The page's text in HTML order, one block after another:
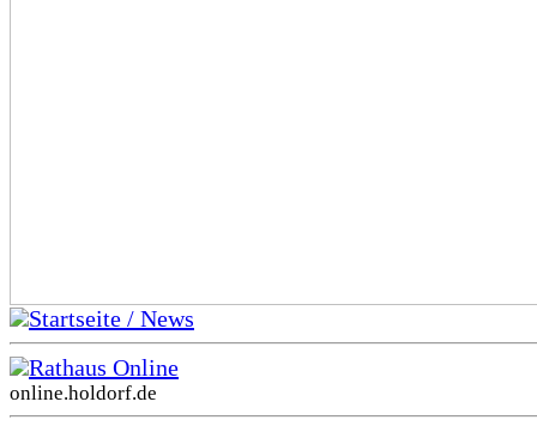
Startseite / News
Rathaus Online
online.holdorf.de